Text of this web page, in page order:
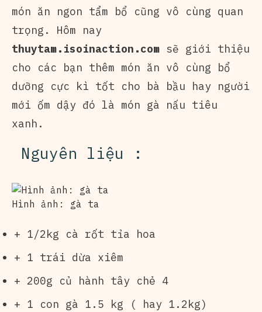
món ăn ngon tẩm bổ cũng vô cùng quan
trọng. Hôm nay
thuytam.isoinaction.com sẽ giới thiệu
cho các bạn thêm món ăn vô cùng bổ
dưỡng cực kì tốt cho bà bầu hay người
mới ốm dậy đó là món gà nấu tiêu
xanh.
Nguyên liệu :
Hình ảnh: gà ta
+ 1/2kg cà rốt tỉa hoa
+ 1 trái dừa xiêm
+ 200g củ hành tây chẻ 4
+ 1 con gà 1.5 kg ( hay 1.2kg)